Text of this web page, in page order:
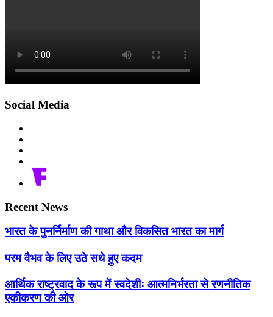
Social Media
Recent News
भारत के पुनर्निर्माण की गाथा और विकसित भारत का मार्ग
परम वैभव के लिए उठे सधे हुए कदम
आर्थिक राष्ट्रवाद के रूप में स्वदेशीः आत्मनिर्भरता से रणनीतिक
एकीकरण की ओर